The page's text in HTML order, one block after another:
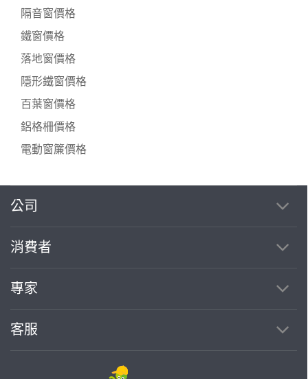
隔音窗價格
鐵窗價格
落地窗價格
隱形鐵窗價格
百葉窗價格
鋁格柵價格
電動窗簾價格
公司
消費者
專家
客服